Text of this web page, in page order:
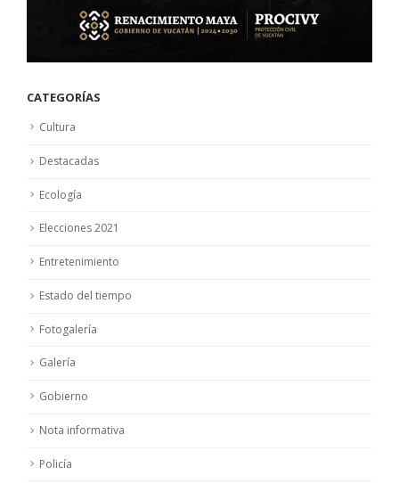
CATEGORÍAS
Cultura
Destacadas
Ecología
Elecciones 2021
Entretenimiento
Estado del tiempo
Fotogalería
Galería
Gobierno
Nota informativa
Policía